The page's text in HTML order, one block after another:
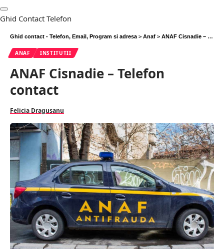
Ghid Contact Telefon
Ghid contact - Telefon, Email, Program si adresa > Anaf > ANAF Cisnadie – Telefon contact
ANAF INSTITUTII
ANAF Cisnadie – Telefon
contact
Felicia Dragusanu